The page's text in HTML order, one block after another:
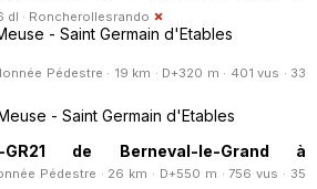
dl · Roncherollesrando
- Saint Germain d'Etables
Pédestre · 19 km · D+320 m · 401 vus · 33
- Saint Germain d'Etables
GR21 de Berneval-le-Grand à
Pédestre · 26 km · D+550 m · 756 vus · 35